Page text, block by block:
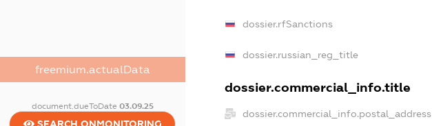
freemium.actualData
document.dueToDate 03.09.25
dossier.rfSanctions
dossier.russian_reg_title
dossier.commercial_info.title
dossier.commercial_info.postal_address